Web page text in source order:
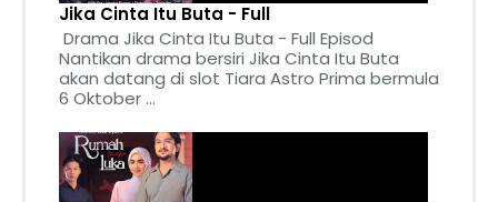
Jika Cinta Itu Buta - Full
Drama Jika Cinta Itu Buta - Full Episod
Nantikan drama bersiri Jika Cinta Itu Buta
akan datang di slot Tiara Astro Prima bermula
6 Oktober ...